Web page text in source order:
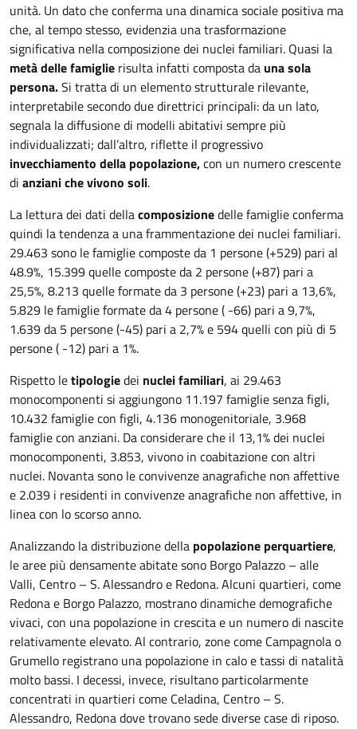
unità. Un dato che conferma una dinamica sociale positiva ma
che, al tempo stesso, evidenzia una trasformazione
significativa nella composizione dei nuclei familiari. Quasi la
metà delle famiglie risulta infatti composta da una sola
persona.Si tratta di un elemento strutturale rilevante,
interpretabile secondo due direttrici principali: da un lato,
segnala la diffusione di modelli abitativi sempre più
individualizzati; dall’altro, riflette il progressivo
invecchiamento della popolazione,con un numero crescente
di anziani che vivono soli.
La lettura dei dati dellacomposizionedelle famiglie conferma
quindi la tendenza a una frammentazione dei nuclei familiari.
29.463 sono le famiglie composte da 1 persone (+529) pari al
48.9%, 15.399 quelle composte da 2 persone (+87) pari a
25,5%, 8.213 quelle formate da 3 persone (+23) pari a 13,6%,
5.829 le famiglie formate da 4 persone ( -66) pari a 9,7%,
1.639 da 5 persone (-45) pari a 2,7% e 594 quelli con più di 5
persone ( -12) pari a 1%.
Rispetto letipologiedei nuclei familiari, ai 29.463
monocomponenti si aggiungono 11.197 famiglie senza figli,
10.432 famiglie con figli, 4.136 monogenitoriale, 3.968
famiglie con anziani. Da considerare che il 13,1% dei nuclei
monocomponenti, 3.853, vivono in coabitazione con altri
nuclei. Novanta sono le convivenze anagrafiche non affettive
e 2.039 i residenti in convivenze anagrafiche non affettive, in
linea con lo scorso anno.
Analizzando la distribuzione della popolazione perquartiere,
le aree più densamente abitate sono Borgo Palazzo – alle
Valli, Centro – S. Alessandro e Redona. Alcuni quartieri, come
Redona e Borgo Palazzo, mostrano dinamiche demografiche
vivaci, con una popolazione in crescita e un numero di nascite
relativamente elevato. Al contrario, zone come Campagnola o
Grumello registrano una popolazione in calo e tassi di natalità
molto bassi. I decessi, invece, risultano particolarmente
concentrati in quartieri come Celadina, Centro – S.
Alessandro, Redona dove trovano sede diverse case di riposo.